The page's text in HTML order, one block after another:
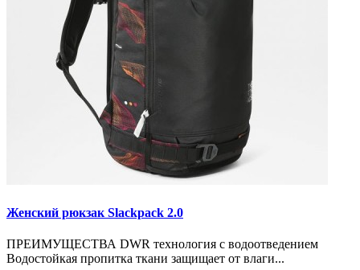
Женский рюкзак Slackpack 2.0
ПРЕИМУЩЕСТВА DWR технология с водоотведением
Водостойкая пропитка ткани защищает от влаги...